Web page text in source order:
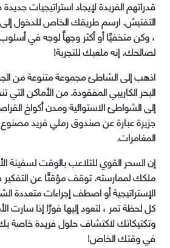
قدراتهم الفريدة لإيجاد استراتيجيات
التفتيش. ارسم طريقك الخاص للدخول إلى
، وكن متخفيًا أو أكثر وجهاً لوجه في
لصالحك. إنه ملعبك للتجربة!
اذهب إلى الشاطئ مجموعة متنوعة من
البحر الكاريبي المفقودة. من الأماكن
إلى الشواطئ الاستوائية ومدن أكواخ
جزيرة عبارة عن صندوق رملي فريد مصنوع
المغامرات.
إن السحر القوي للتلاعب بالوقت لسفينة
ملكك لممارسته. توقف مؤقتًا عن التفكير
الإستراتيجية أو اصطف إجراءات متعددة
كل لحظة تمر ، لتعود إليها فورًا إذا سارت
وتكتيكاتك لاكتشاف حلول فريدة خاصة
في وقتك الخاص!